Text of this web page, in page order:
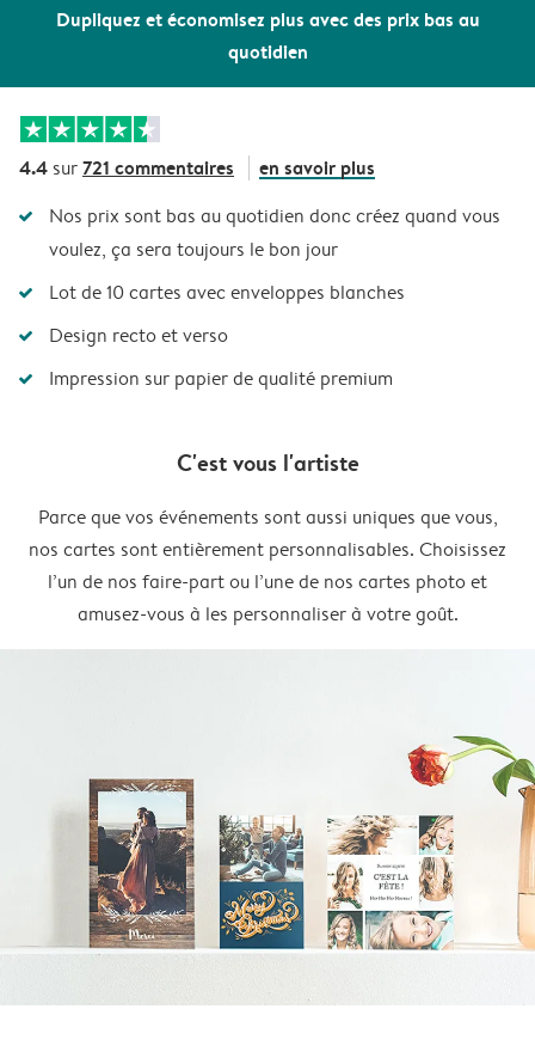
Dupliquez et économisez plus avec des prix bas au
quotidien
4.4 sur721 commentaires en savoir plus
Nos prix sont bas au quotidien donc créez quand vous
voulez, ça sera toujours le bon jour
Lot de 10 cartes avec enveloppes blanches
Design recto et verso
Impression sur papier de qualité premium
C'est vous l'artiste
Parce que vos événements sont aussi uniques que vous,
nos cartes sont entièrement personnalisables. Choisissez
l’un de nos faire-part ou l’une de nos cartes photo et
amusez-vous à les personnaliser à votre goût.